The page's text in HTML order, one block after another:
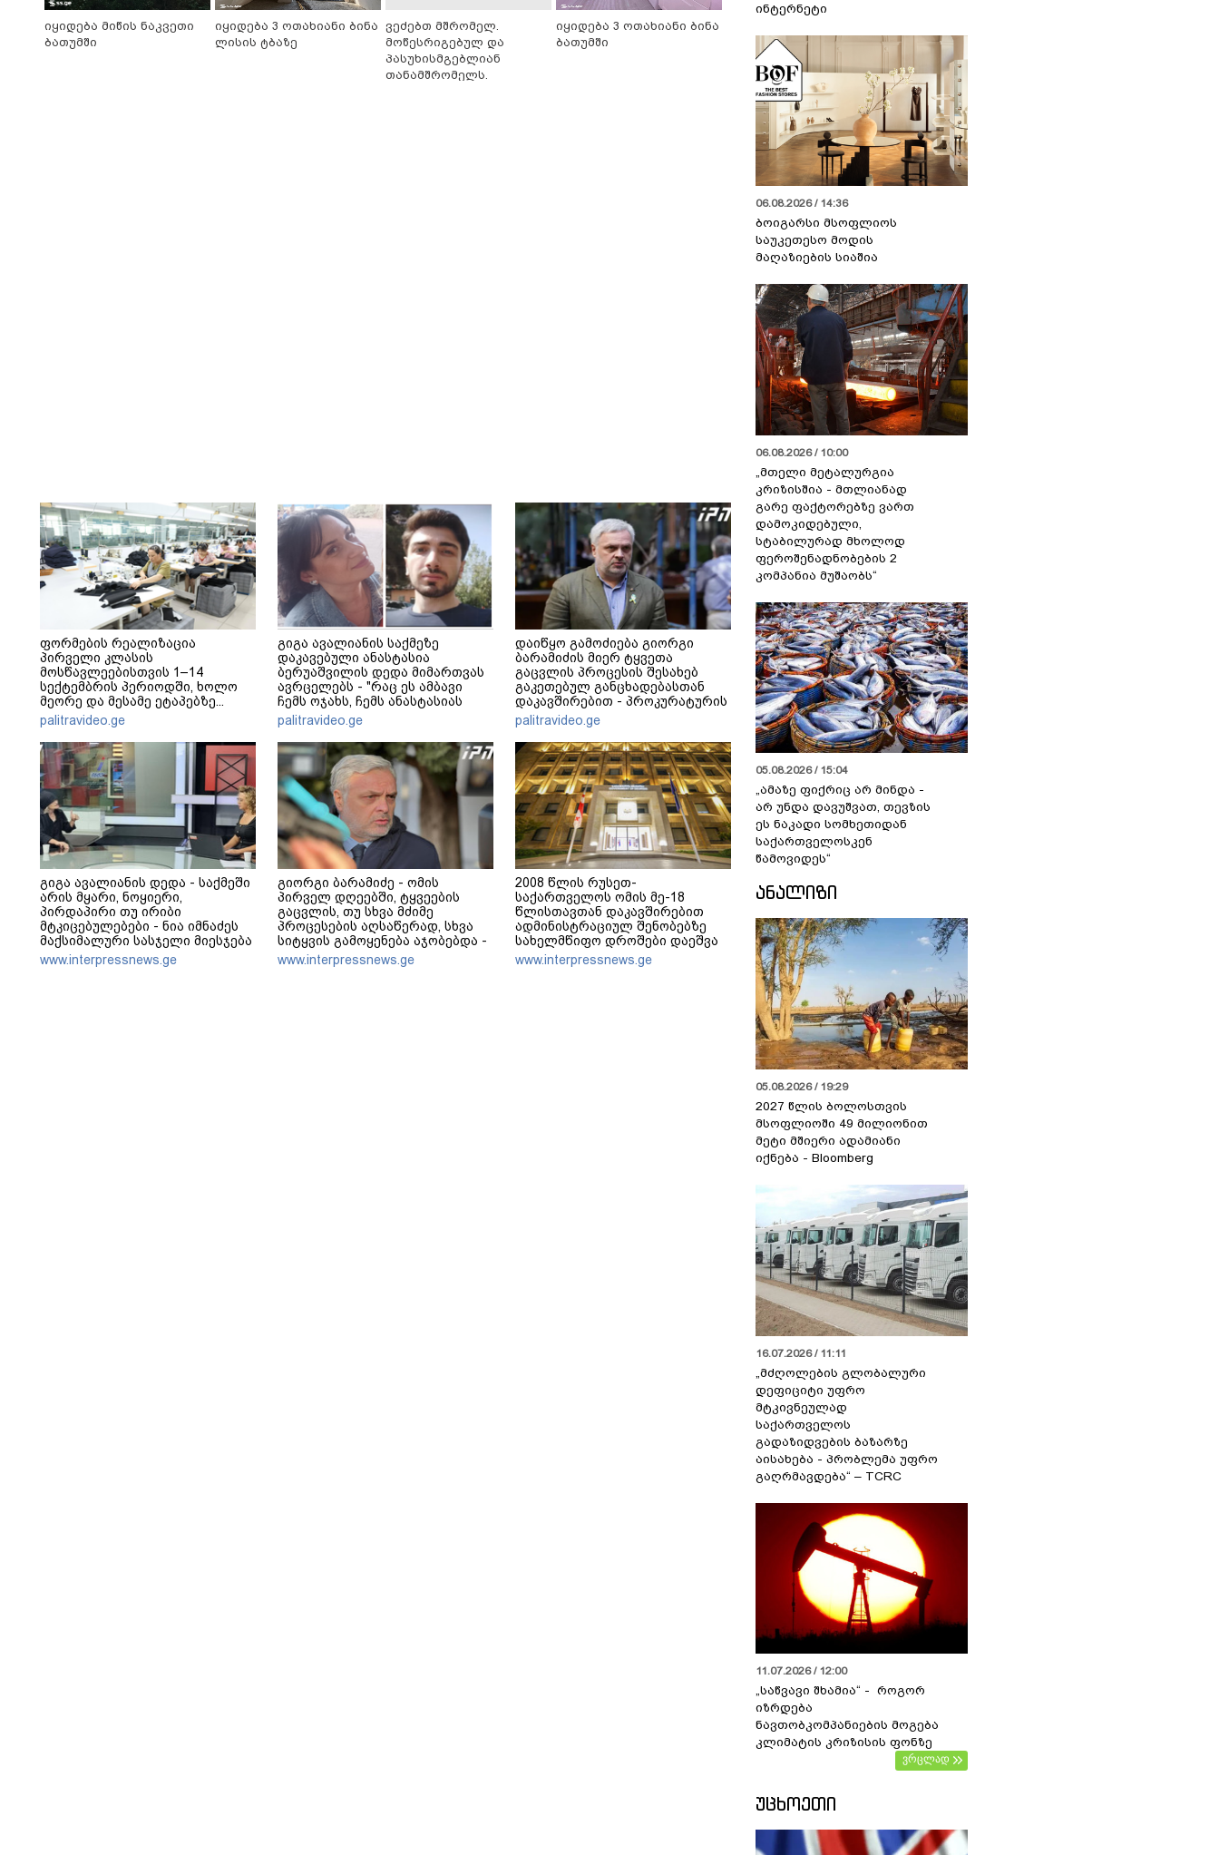
იყიდება მიწის ნაკვეთი
ბათუმში
იყიდება 3 ოთახიანი ბინა
ლისის ტბაზე
ვეძებთ მშრომელ.
მოწესრიგებულ და
პასუხისმგებლიან
თანამშრომელს.
იყიდება 3 ოთახიანი ბინა
ბათუმში
ფორმების რეალიზაცია
პირველი კლასის
მოსწავლეებისთვის 1–14
სექტემბრის პერიოდში, ხოლო
მეორე და მესამე ეტაპებზე...
palitravideo.ge
გიგა ავალიანის საქმეზე
დაკავებული ანასტასია
ბერუაშვილის დედა მიმართვას
ავრცელებს - "რაც ეს ამბავი
ჩემს ოჯახს, ჩემს ანასტასიას
გადახდა თავს, მის მერე მე მე
არ ვარ"
palitravideo.ge
დაიწყო გამოძიება გიორგი
ბარამიძის მიერ ტყვეთა
გაცვლის პროცესის შესახებ
გაკეთებულ განცხადებასთან
დაკავშირებით - პროკურატურის
განცხადება
palitravideo.ge
გიგა ავალიანის დედა - საქმეში
არის მყარი, ნოყიერი,
პირდაპირი თუ ირიბი
მტკიცებულებები - ნია იმნაძეს
მაქსიმალური სასჯელი მიესჯება
- ჩვენ ნია იმნაძეს არ ვედავებით
იმას, რომ ეუბნება: “წადი,
www.interpressnews.ge
გიორგი ბარამიძე - ომის
პირველ დღეებში, ტყვეების
გაცვლის, თუ სხვა მძიმე
პროცესების აღსაწერად, სხვა
სიტყვის გამოყენება აჯობებდა -
არასდროს მითქვამს, რომ
ჩვენები ხელებაწეულს ან
www.interpressnews.ge
2008 წლის რუსეთ-
საქართველოს ომის მე-18
წლისთავთან დაკავშირებით
ადმინისტრაციულ შენობებზე
სახელმწიფო დროშები დაეშვა
www.interpressnews.ge
ინტერნეტი
06.08.2026 / 14:36
ბოიგარსი მსოფლიოს
საუკეთესო მოდის
მაღაზიების სიაშია
06.08.2026 / 10:00
„მთელი მეტალურგია
კრიზისშია - მთლიანად
გარე ფაქტორებზე ვართ
დამოკიდებული,
სტაბილურად მხოლოდ
ფეროშენადნობების 2
კომპანია მუშაობს“
05.08.2026 / 15:04
„ამაზე ფიქრიც არ მინდა -
არ უნდა დავუშვათ, თევზის
ეს ნაკადი სომხეთიდან
საქართველოსკენ
წამოვიდეს“
ᲐᲜᲐᲚᲘᲖᲘ
05.08.2026 / 19:29
2027 წლის ბოლოსთვის
მსოფლიოში 49 მილიონით
მეტი მშიერი ადამიანი
იქნება - Bloomberg
16.07.2026 / 11:11
„მძღოლების გლობალური
დეფიციტი უფრო
მტკივნეულად
საქართველოს
გადაზიდვების ბაზარზე
აისახება - პრობლემა უფრო
გაღრმავდება“ – TCRC
11.07.2026 / 12:00
„საწვავი შხამია“ - როგორ
იზრდება
ნავთობკომპანიების მოგება
კლიმატის კრიზისის ფონზე
ვრცლად
ᲣᲪᲮᲝᲔᲗᲘ